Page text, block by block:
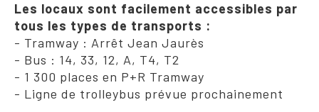
Les locaux sont facilement accessibles par
tous les types de transports :
- Tramway : Arrêt Jean Jaurès
- Bus : 14, 33, 12, A, T4, T2
- 1 300 places en P+R Tramway
- Ligne de trolleybus prévue prochainement